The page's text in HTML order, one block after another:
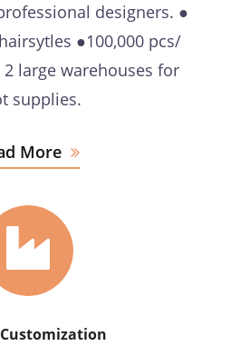
designers. ●
●100,000 pcs/
large warehouses for
supplies.
More